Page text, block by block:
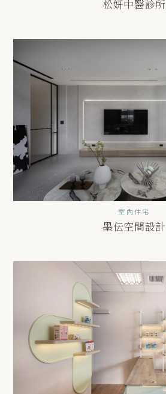
松妍中醫診所
室內住宅
墨伝空間設計